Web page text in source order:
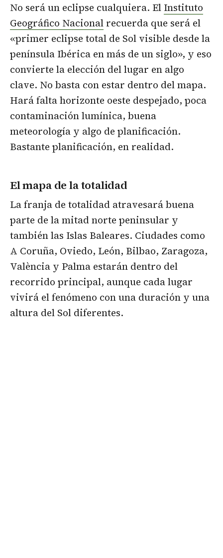
No será un eclipse cualquiera. El Instituto
Geográfico Nacional recuerda que será el
«primer eclipse total de Sol visible desde la
península Ibérica en más de un siglo», y eso
convierte la elección del lugar en algo
clave. No basta con estar dentro del mapa.
Hará falta horizonte oeste despejado, poca
contaminación lumínica, buena
meteorología y algo de planificación.
Bastante planificación, en realidad.
El mapa de la totalidad
La franja de totalidad atravesará buena
parte de la mitad norte peninsular y
también las Islas Baleares. Ciudades como
A Coruña, Oviedo, León, Bilbao, Zaragoza,
València y Palma estarán dentro del
recorrido principal, aunque cada lugar
vivirá el fenómeno con una duración y una
altura del Sol diferentes.